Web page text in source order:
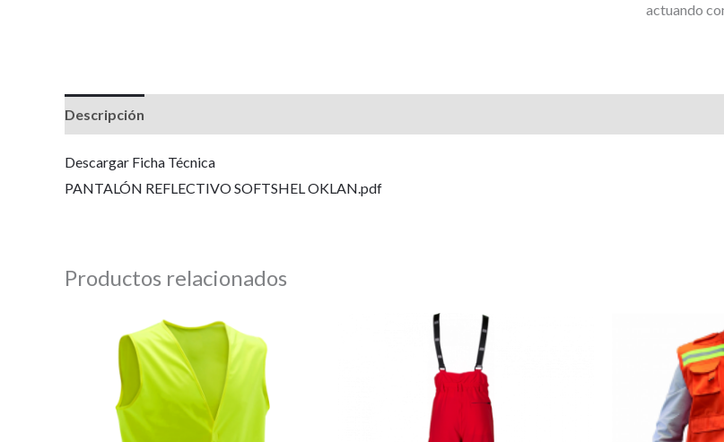
actuando
Descripción
Descargar Ficha Técnica
PANTALÓN REFLECTIVO SOFTSHEL OKLAN.pdf
Productos relacionados